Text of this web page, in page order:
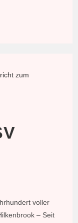
voller
– Seit